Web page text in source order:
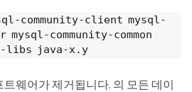
community-client mysql-
mysql-community-common
libs java-x.y
웨어가 제거됩니다. 의 모든 데이